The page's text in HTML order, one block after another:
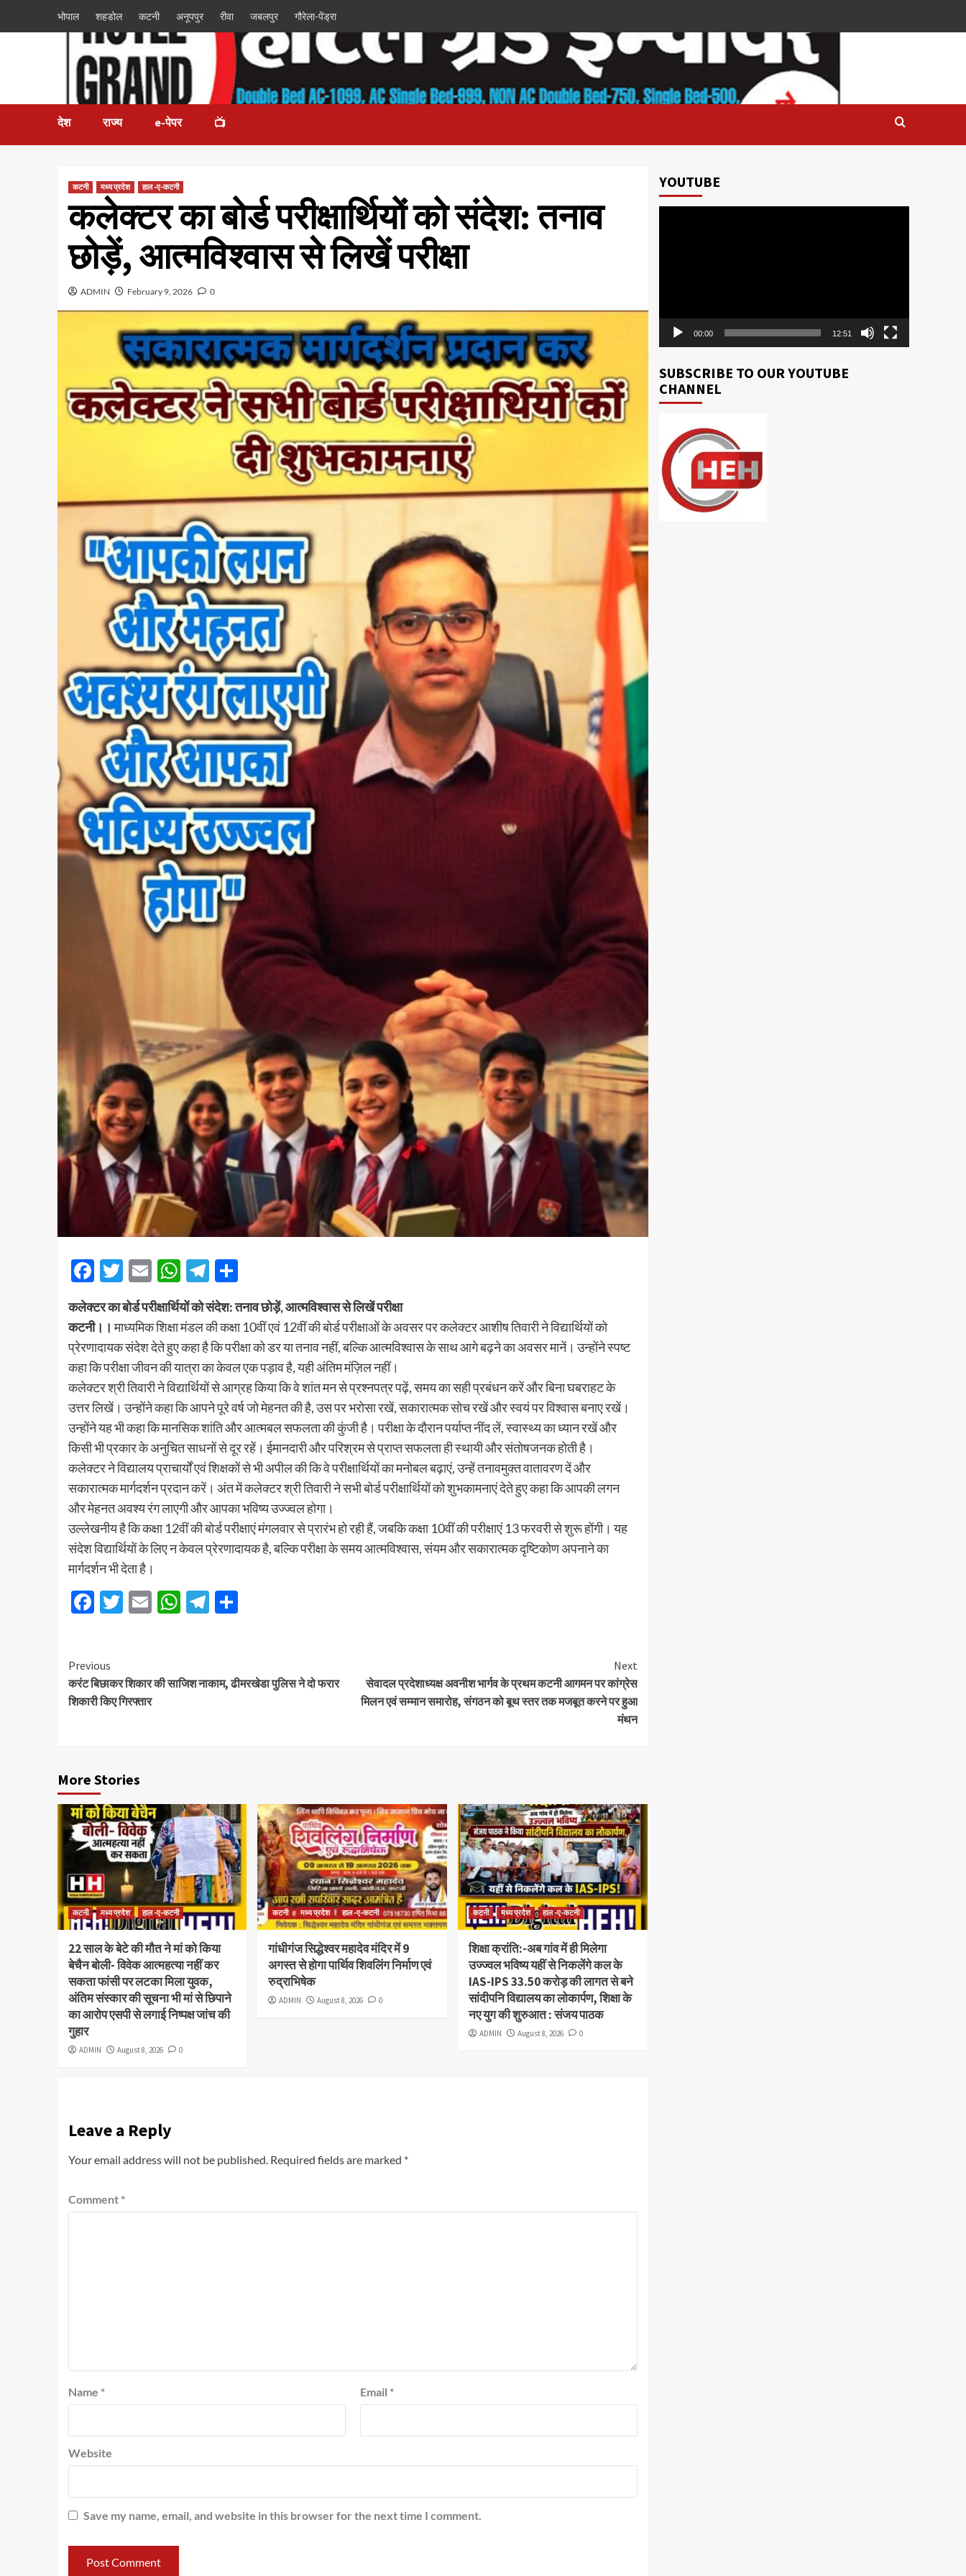
भोपाल शहडोल कटनी अनूपपुर रीवा जबलपुर गौरेला-पेंड्रा
देश राज्य e-पेपर 📺
कटनी मध्य प्रदेश हाल -ए-कटनी
कलेक्टर का बोर्ड परीक्षार्थियों को संदेश: तनाव
छोड़ें, आत्मविश्वास से लिखें परीक्षा
ADMIN February 9, 2026 0
Facebook
Twitter
EmailWhatsApp
Telegram
Share
कलेक्टर का बोर्ड परीक्षार्थियों को संदेश: तनाव छोड़ें, आत्मविश्वास से लिखें परीक्षा
कटनी।। माध्यमिक शिक्षा मंडल की कक्षा 10वीं एवं 12वीं की बोर्ड परीक्षाओं के अवसर पर कलेक्टर आशीष तिवारी ने विद्यार्थियों को
प्रेरणादायक संदेश देते हुए कहा है कि परीक्षा को डर या तनाव नहीं, बल्कि आत्मविश्वास के साथ आगे बढ़ने का अवसर मानें। उन्होंने स्पष्ट
कहा कि परीक्षा जीवन की यात्रा का केवल एक पड़ाव है, यही अंतिम मंज़िल नहीं।
कलेक्टर श्री तिवारी ने विद्यार्थियों से आग्रह किया कि वे शांत मन से प्रश्नपत्र पढ़ें, समय का सही प्रबंधन करें और बिना घबराहट के
उत्तर लिखें। उन्होंने कहा कि आपने पूरे वर्ष जो मेहनत की है, उस पर भरोसा रखें, सकारात्मक सोच रखें और स्वयं पर विश्वास बनाए रखें।
उन्होंने यह भी कहा कि मानसिक शांति और आत्मबल सफलता की कुंजी है। परीक्षा के दौरान पर्याप्त नींद लें, स्वास्थ्य का ध्यान रखें और
किसी भी प्रकार के अनुचित साधनों से दूर रहें। ईमानदारी और परिश्रम से प्राप्त सफलता ही स्थायी और संतोषजनक होती है।
कलेक्टर ने विद्यालय प्राचार्यों एवं शिक्षकों से भी अपील की कि वे परीक्षार्थियों का मनोबल बढ़ाएं, उन्हें तनावमुक्त वातावरण दें और
सकारात्मक मार्गदर्शन प्रदान करें। अंत में कलेक्टर श्री तिवारी ने सभी बोर्ड परीक्षार्थियों को शुभकामनाएं देते हुए कहा कि आपकी लगन
और मेहनत अवश्य रंग लाएगी और आपका भविष्य उज्ज्वल होगा।
उल्लेखनीय है कि कक्षा 12वीं की बोर्ड परीक्षाएं मंगलवार से प्रारंभ हो रही हैं, जबकि कक्षा 10वीं की परीक्षाएं 13 फरवरी से शुरू होंगी। यह
संदेश विद्यार्थियों के लिए न केवल प्रेरणादायक है, बल्कि परीक्षा के समय आत्मविश्वास, संयम और सकारात्मक दृष्टिकोण अपनाने का
मार्गदर्शन भी देता है।
Facebook
Twitter
EmailWhatsApp
Telegram
Share
Previous
करंट बिछाकर शिकार की साजिश नाकाम, ढीमरखेडा पुलिस ने दो फरार
शिकारी किए गिरफ्तार
Next
सेवादल प्रदेशाध्यक्ष अवनीश भार्गव के प्रथम कटनी आगमन पर कांग्रेस
मिलन एवं सम्मान समारोह, संगठन को बूथ स्तर तक मजबूत करने पर हुआ
मंथन
More Stories
कटनी मध्य प्रदेश हाल -ए-कटनी
22 साल के बेटे की मौत ने मां को किया
बेचैन बोली- विवेक आत्महत्या नहीं कर
सकता फांसी पर लटका मिला युवक,
अंतिम संस्कार की सूचना भी मां से छिपाने
का आरोप एसपी से लगाई निष्पक्ष जांच की
गुहार
ADMIN August 8, 2026 0
कटनी मध्य प्रदेश हाल -ए-कटनी
गांधीगंज सिद्धेश्वर महादेव मंदिर में 9
अगस्त से होगा पार्थिव शिवलिंग निर्माण एवं
रुद्राभिषेक
ADMIN August 8, 2026 0
कटनी मध्य प्रदेश हाल -ए-कटनी
शिक्षा क्रांति:-अब गांव में ही मिलेगा
उज्ज्वल भविष्य यहीं से निकलेंगे कल के
IAS-IPS 33.50 करोड़ की लागत से बने
सांदीपनि विद्यालय का लोकार्पण, शिक्षा के
नए युग की शुरुआत : संजय पाठक
ADMIN August 8, 2026 0
Leave a Reply
Your email address will not be published. Required fields are marked *
Comment *
Name * Email *
Website
Save my name, email, and website in this browser for the next time I comment.
YOUTUBE
00:00 12:51
SUBSCRIBE TO OUR YOUTUBE
CHANNEL